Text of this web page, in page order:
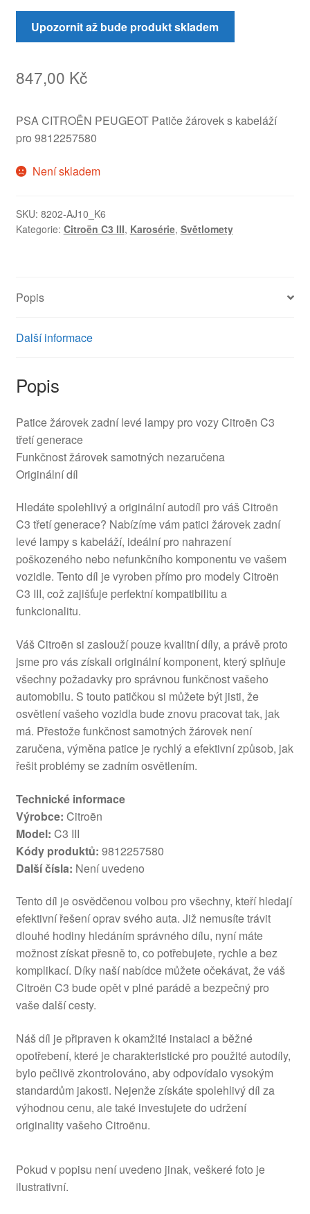
Upozornit až bude produkt skladem
847,00 Kč
PSA CITROËN PEUGEOT Patiče žárovek s kabeláží
pro 9812257580
Není skladem
SKU: 8202-AJ10_K6
Kategorie: Citroën C3 III, Karosérie, Světlomety
Popis
Další informace
Popis
Patice žárovek zadní levé lampy pro vozy Citroën C3
třetí generace
Funkčnost žárovek samotných nezaručena
Originální díl
Hledáte spolehlivý a originální autodíl pro váš Citroën
C3 třetí generace? Nabízíme vám patici žárovek zadní
levé lampy s kabeláží, ideální pro nahrazení
poškozeného nebo nefunkčního komponentu ve vašem
vozidle. Tento díl je vyroben přímo pro modely Citroën
C3 III, což zajišťuje perfektní kompatibilitu a
funkcionalitu.
Váš Citroën si zaslouží pouze kvalitní díly, a právě proto
jsme pro vás získali originální komponent, který splňuje
všechny požadavky pro správnou funkčnost vašeho
automobilu. S touto patičkou si můžete být jisti, že
osvětlení vašeho vozidla bude znovu pracovat tak, jak
má. Přestože funkčnost samotných žárovek není
zaručena, výměna patice je rychlý a efektivní způsob, jak
řešit problémy se zadním osvětlením.
Technické informace
Výrobce: Citroën
Model: C3 III
Kódy produktů: 9812257580
Další čísla: Není uvedeno
Tento díl je osvědčenou volbou pro všechny, kteří hledají
efektivní řešení oprav svého auta. Již nemusíte trávit
dlouhé hodiny hledáním správného dílu, nyní máte
možnost získat přesně to, co potřebujete, rychle a bez
komplikací. Díky naší nabídce můžete očekávat, že váš
Citroën C3 bude opět v plné parádě a bezpečný pro
vaše další cesty.
Náš díl je připraven k okamžité instalaci a běžné
opotřebení, které je charakteristické pro použité autodíly,
bylo pečlivě zkontrolováno, aby odpovídalo vysokým
standardům jakosti. Nejenže získáte spolehlivý díl za
výhodnou cenu, ale také investujete do udržení
originality vašeho Citroënu.
Pokud v popisu není uvedeno jinak, veškeré foto je
ilustrativní.